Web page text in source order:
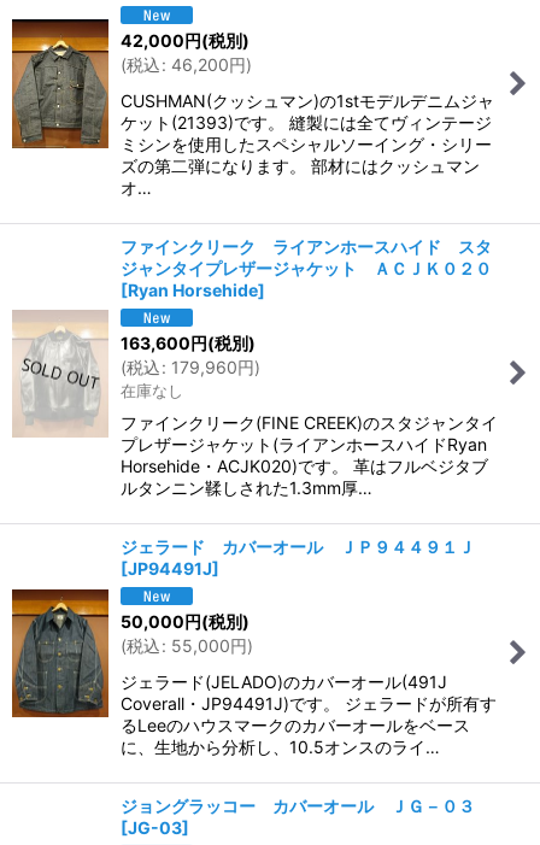
42,000円(税別)
(税込: 46,200円)
CUSHMAN(クッシュマン)の1stモデルデニムジャ
ケット(21393)です。 縫製には全てヴィンテージ
ミシンを使用したスペシャルソーイング・シリー
ズの第二弾になります。 部材にはクッシュマン
オ…
ファインクリーク ライアンホースハイド スタ
ジャンタイプレザージャケット ＡＣＪＫ０２０
[Ryan Horsehide]
163,600円(税別)
(税込: 179,960円)
在庫なし
ファインクリーク(FINE CREEK)のスタジャンタイ
プレザージャケット(ライアンホースハイドRyan
Horsehide・ACJK020)です。 革はフルベジタブ
ルタンニン鞣しされた1.3mm厚…
ジェラード カバーオール ＪＰ９４４９１Ｊ
[JP94491J]
50,000円(税別)
(税込: 55,000円)
ジェラード(JELADO)のカバーオール(491J
Coverall・JP94491J)です。 ジェラードが所有す
るLeeのハウスマークのカバーオールをベース
に、生地から分析し、10.5オンスのライ…
ジョングラッコー カバーオール ＪＧ－０３
[JG-03]